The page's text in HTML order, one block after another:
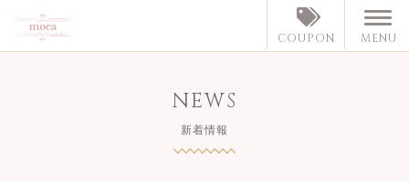
COUPON MENU
NEWS
新着情報